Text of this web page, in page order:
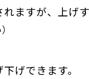
れますが、上
げできます。